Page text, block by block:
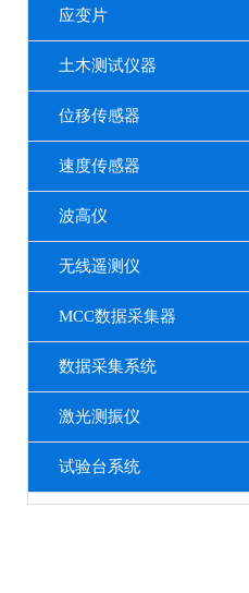
应变片
土木测试仪器
位移传感器
速度传感器
波高仪
无线遥测仪
MCC数据采集器
数据采集系统
激光测振仪
试验台系统